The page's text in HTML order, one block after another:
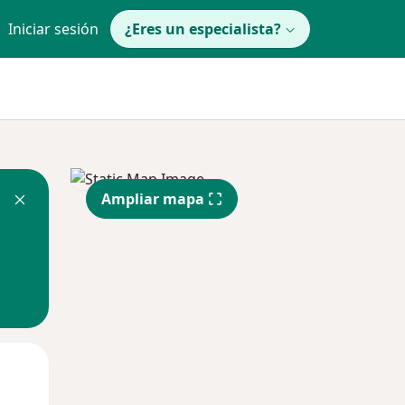
Iniciar sesión ¿Eres un especialista?
Ampliar mapa